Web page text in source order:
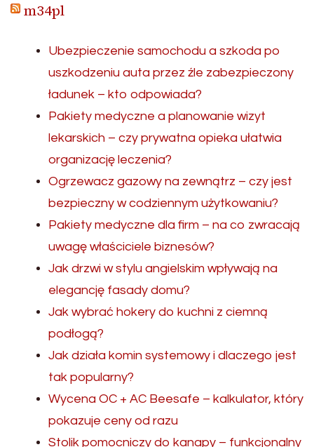
m34pl
Ubezpieczenie samochodu a szkoda po
uszkodzeniu auta przez źle zabezpieczony
ładunek – kto odpowiada?
Pakiety medyczne a planowanie wizyt
lekarskich – czy prywatna opieka ułatwia
organizację leczenia?
Ogrzewacz gazowy na zewnątrz – czy jest
bezpieczny w codziennym użytkowaniu?
Pakiety medyczne dla firm – na co zwracają
uwagę właściciele biznesów?
Jak drzwi w stylu angielskim wpływają na
elegancję fasady domu?
Jak wybrać hokery do kuchni z ciemną
podłogą?
Jak działa komin systemowy i dlaczego jest
tak popularny?
Wycena OC + AC Beesafe – kalkulator, który
pokazuje ceny od razu
Stolik pomocniczy do kanapy – funkcjonalny